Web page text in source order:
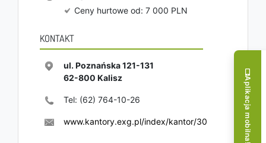
Ceny hurtowe od: 7 000 PLN
KONTAKT
ul. Poznańska 121-131
62-800 Kalisz
Tel: (62) 764-10-26
www.kantory.exg.pl/index/kantor/30 Aplikacja mobilna!